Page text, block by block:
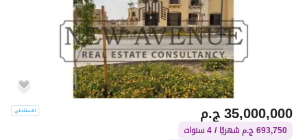
ج.م35,000,000
693,750 ج.م شهريًا / 4 سنوات